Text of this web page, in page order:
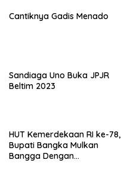
Cantiknya Gadis Menado
Sandiaga Uno Buka JPJR
Beltim 2023
HUT Kemerdekaan RI ke-78,
Bupati Bangka Mulkan
Bangga Dengan